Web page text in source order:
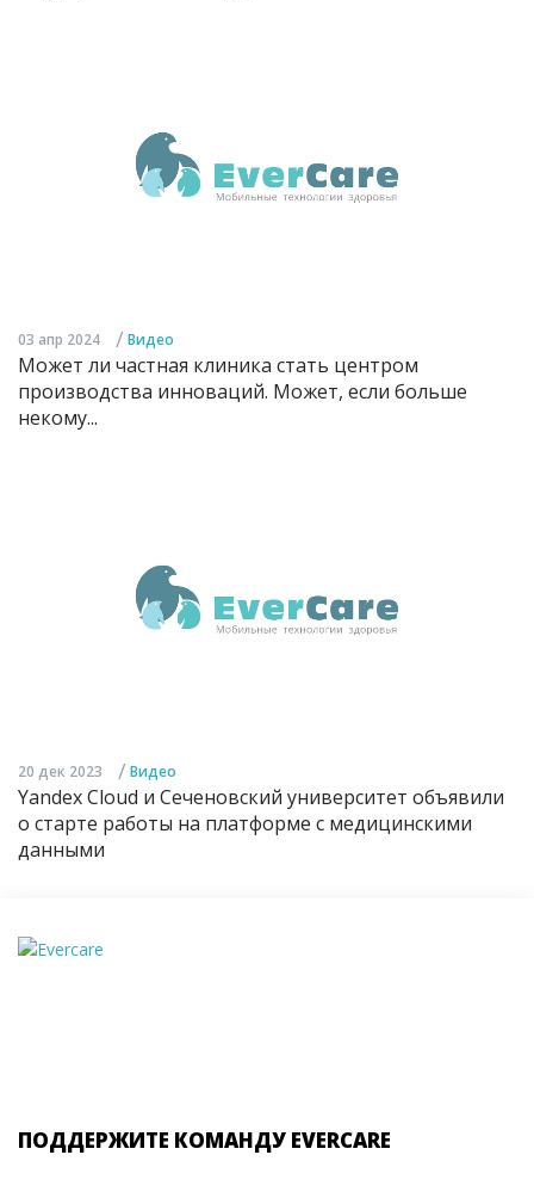
03 апр 2024 / Видео
Может ли частная клиника стать центром
производства инноваций. Может, если больше
некому...
20 дек 2023 / Видео
Yandex Cloud и Сеченовский университет объявили
о старте работы на платформе с медицинскими
данными
ПОДДЕРЖИТЕ КОМАНДУ EVERCARE